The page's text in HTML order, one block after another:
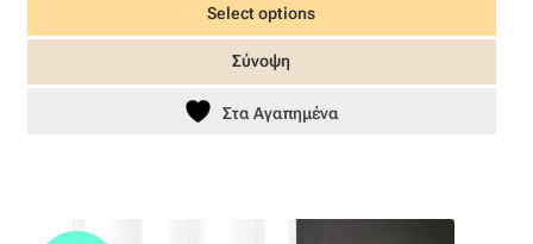
Select options
Σύνοψη
Στα Αγαπημένα